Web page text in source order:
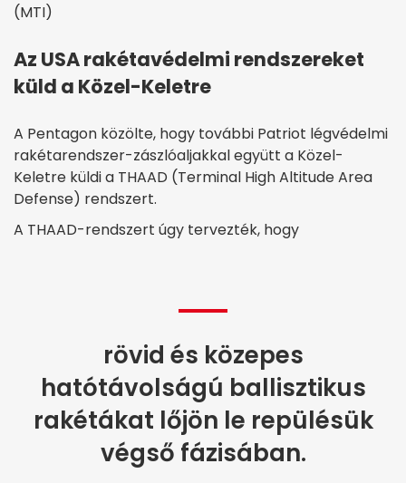
(MTI)
Az USA rakétavédelmi rendszereket
küld a Közel-Keletre
A Pentagon közölte, hogy további Patriot légvédelmi
rakétarendszer-zászlóaljakkal együtt a Közel-
Keletre küldi a THAAD (Terminal High Altitude Area
Defense) rendszert.
A THAAD-rendszert úgy tervezték, hogy
rövid és közepes
hatótávolságú ballisztikus
rakétákat lőjön le repülésük
végső fázisában.